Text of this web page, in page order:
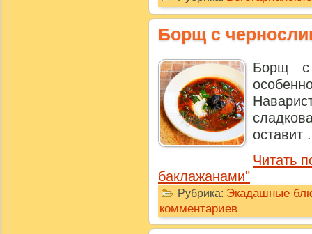
Борщ с
Борщ с
оставит
Читать
баклажанами"
Рубрика: Экадашные
комментариев